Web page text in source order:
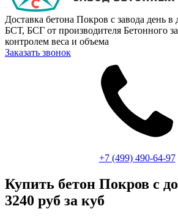
Доставка бетона Покров с завода день в
БСТ, БСГ от производителя Бетонного
контролем веса и объема
Заказать звонок
+7 (499) 490-64-97
Купить бетон Покров с
3240 руб за куб